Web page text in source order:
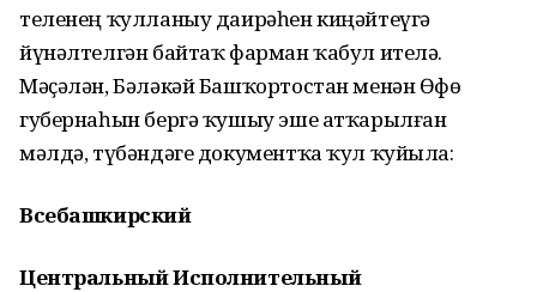
теленең ҡулланыу даирәһен киңәйтеүгә
йүнәлтелгән байтаҡ фарман ҡабул ителә.
Мәҫәлән, Бәләкәй Башҡортостан менән Өфө
губернаһын бергә ҡушыу эше атҡарылған
мәлдә, түбәндәге документҡа ҡул ҡуйыла:
Всебашкирский
Центральный Исполнительный